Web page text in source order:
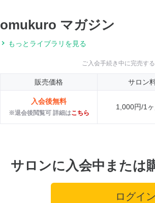
omukuro マガジン
もっとライブラリを見る
ご入会手続き中に完売す
販売価格 サロン
入会後無料
※退会後閲覧可 詳細はこちら
1,000円/1
サロンに入会中または
ログイ